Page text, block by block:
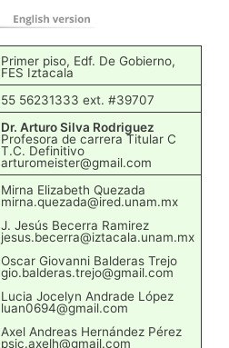
Primer piso, Edf. De Gobierno,
FES Iztacala
55 56231333 ext. #39707
Dr. Arturo Silva Rodriguez
Profesora de carrera Titular C
T.C. Definitivo
arturomeister@gmail.com
Mirna Elizabeth Quezada
mirna.quezada@ired.unam.mx
J. Jesús Becerra Ramirez
jesus.becerra@iztacala.unam.mx
Oscar Giovanni Balderas Trejo
gio.balderas.trejo@gmail.com
Lucia Jocelyn Andrade López
luan0694@gmail.com
Axel Andreas Hernández Pérez
psic.axelh@gmail.com